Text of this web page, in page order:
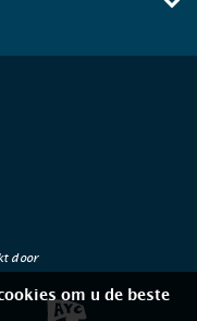
door
om u de beste